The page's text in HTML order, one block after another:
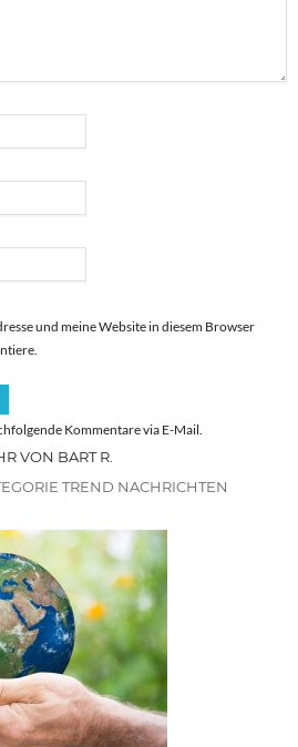
und meine Website in diesem Browser
Kommentare via E-Mail.
VON BART R.
TREND NACHRICHTEN